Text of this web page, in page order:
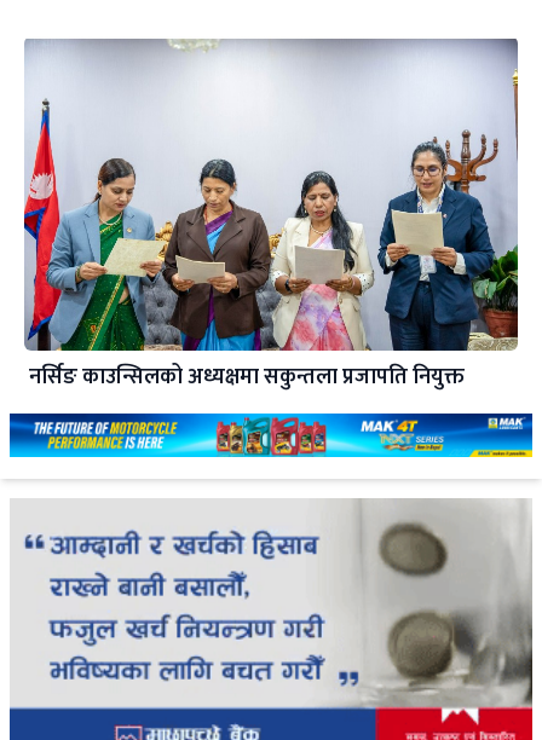
नर्सिङ काउन्सिलको अध्यक्षमा सकुन्तला प्रजापति नियुक्त